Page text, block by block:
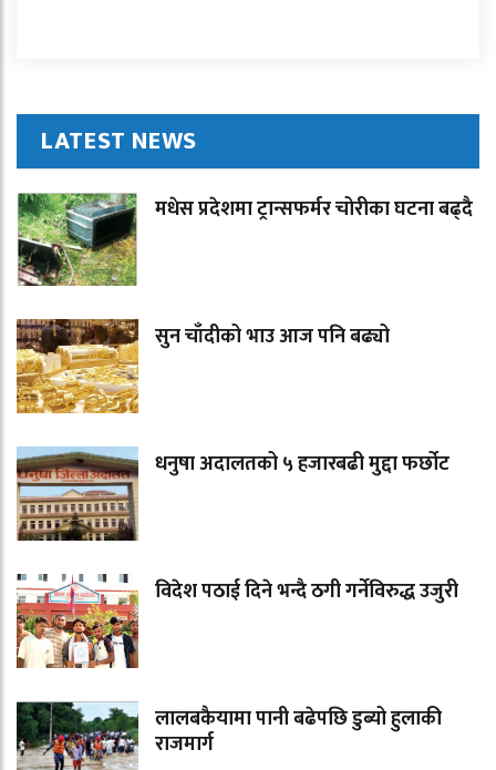
LATEST NEWS
मधेस प्रदेशमा ट्रान्सफर्मर चोरीका घटना बढ्दै
सुन चाँदीको भाउ आज पनि बढ्यो
धनुषा अदालतको ५ हजारबढी मुद्दा फर्छोट
विदेश पठाई दिने भन्दै ठगी गर्नेविरुद्ध उजुरी
लालबकैयामा पानी बढेपछि डुब्यो हुलाकी
राजमार्ग